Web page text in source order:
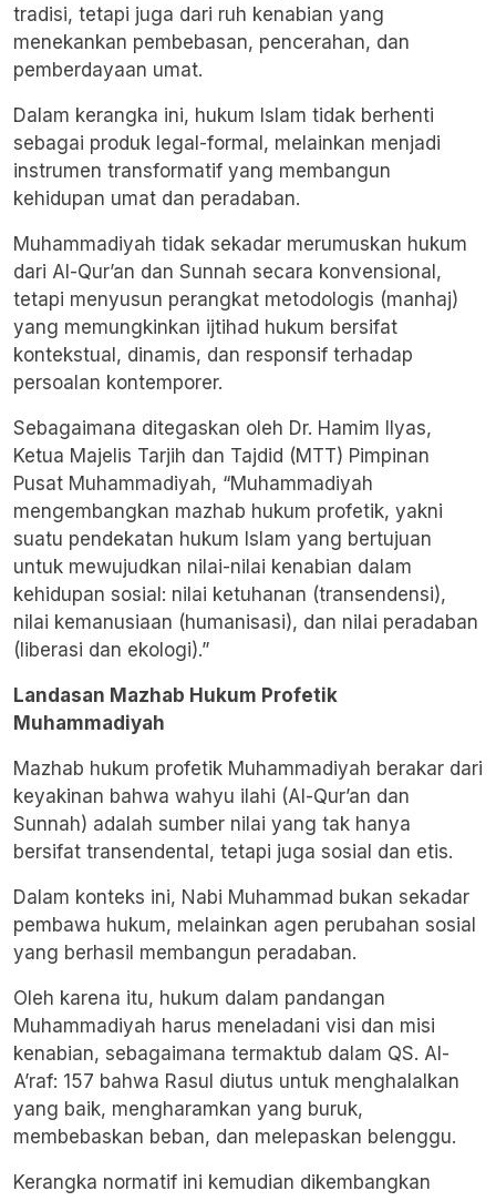
tradisi, tetapi juga dari ruh kenabian yang
menekankan pembebasan, pencerahan, dan
pemberdayaan umat.
Dalam kerangka ini, hukum Islam tidak berhenti
sebagai produk legal-formal, melainkan menjadi
instrumen transformatif yang membangun
kehidupan umat dan peradaban.
Muhammadiyah tidak sekadar merumuskan hukum
dari Al-Qur’an dan Sunnah secara konvensional,
tetapi menyusun perangkat metodologis (manhaj)
yang memungkinkan ijtihad hukum bersifat
kontekstual, dinamis, dan responsif terhadap
persoalan kontemporer.
Sebagaimana ditegaskan oleh Dr. Hamim Ilyas,
Ketua Majelis Tarjih dan Tajdid (MTT) Pimpinan
Pusat Muhammadiyah, “Muhammadiyah
mengembangkan mazhab hukum profetik, yakni
suatu pendekatan hukum Islam yang bertujuan
untuk mewujudkan nilai-nilai kenabian dalam
kehidupan sosial: nilai ketuhanan (transendensi),
nilai kemanusiaan (humanisasi), dan nilai peradaban
(liberasi dan ekologi).”
Landasan Mazhab Hukum Profetik
Muhammadiyah
Mazhab hukum profetik Muhammadiyah berakar dari
keyakinan bahwa wahyu ilahi (Al-Qur’an dan
Sunnah) adalah sumber nilai yang tak hanya
bersifat transendental, tetapi juga sosial dan etis.
Dalam konteks ini, Nabi Muhammad bukan sekadar
pembawa hukum, melainkan agen perubahan sosial
yang berhasil membangun peradaban.
Oleh karena itu, hukum dalam pandangan
Muhammadiyah harus meneladani visi dan misi
kenabian, sebagaimana termaktub dalam QS. Al-
A’raf: 157 bahwa Rasul diutus untuk menghalalkan
yang baik, mengharamkan yang buruk,
membebaskan beban, dan melepaskan belenggu.
Kerangka normatif ini kemudian dikembangkan